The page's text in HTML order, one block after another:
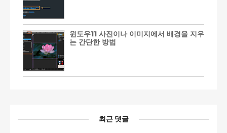
윈도우11 사진이나 이미지에서 배경을 지우
는 간단한 방법
최근 댓글